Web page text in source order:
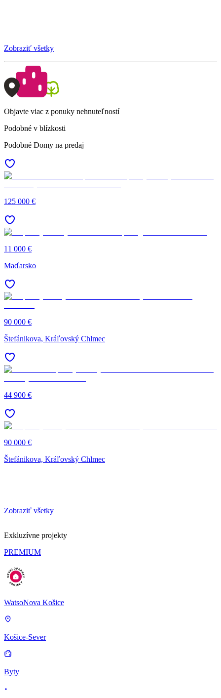
Zobraziť všetky
Objavte viac z ponuky nehnuteľností
Podobné v blízkosti
Podobné Domy na predaj
125 000 €
11 000 €
Maďarsko
90 000 €
Štefánikova, Kráľovský Chlmec
44 900 €
90 000 €
Štefánikova, Kráľovský Chlmec
Zobraziť všetky
Exkluzívne projekty
PREMIUM
WatsoNova Košice
Košice-Sever
Byty